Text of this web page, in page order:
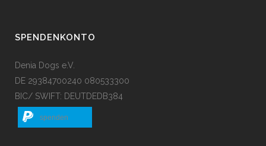
SPENDENKONTO
Denia Dogs e.V.
DE 29384700240 080533300
BIC/ SWIFT: DEUTDEDB384
spenden